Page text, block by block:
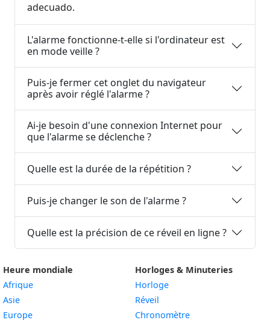
adecuado.
L'alarme fonctionne-t-elle si l'ordinateur est
en mode veille ?
Puis-je fermer cet onglet du navigateur
après avoir réglé l'alarme ?
Ai-je besoin d'une connexion Internet pour
que l'alarme se déclenche ?
Quelle est la durée de la répétition ?
Puis-je changer le son de l'alarme ?
Quelle est la précision de ce réveil en ligne ?
Heure mondiale
Afrique
Asie
Europe
Horloges & Minuteries
Horloge
Réveil
Chronomètre